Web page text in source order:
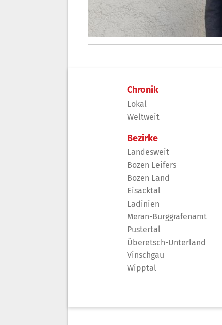
Chronik
Lokal
Weltweit
Bezirke
Landesweit
Bozen Leifers
Bozen Land
Eisacktal
Ladinien
Meran-Burggrafenamt
Pustertal
Überetsch-Unterland
Vinschgau
Wipptal